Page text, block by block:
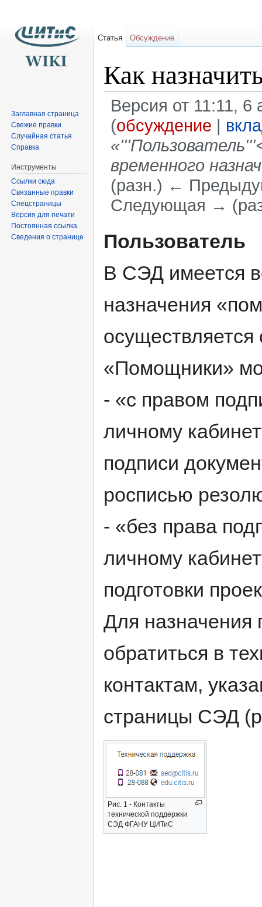
Как
Версия от 11:11,
(обсуждение |
временного
(разн.) ←
Следующая →
Пользователь
В СЭД имеется
назначения
«Помощники»
- «с правом
личному
подписи
росписью
- «без права
личному
подготовки
Для
обратиться в
контактам,
страницы СЭД
Рис. 1 - Контакты
технической поддержки
СЭД ФГАНУ ЦИТиС
Статья Обсуждение
Заглавная страница
Свежие правки
Случайная статья
Справка
Инструменты
Ссылки сюда
Связанные правки
Спецстраницы
Версия для печати
Постоянная ссылка
Сведения о странице